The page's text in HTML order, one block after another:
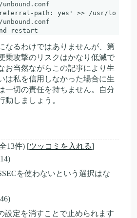
referral-path: yes' >> /usr/lo
なるわけではありませんが、第
乗攻撃のリスクはかなり低減で
お当然ながらこの記事により生
は私を信用しなかった場合に生
一切の責任を持ちません。自分
動しましょう。
13件) [ツッコミを入れる]
を使わないという選択はな
設定を消すことで止められます